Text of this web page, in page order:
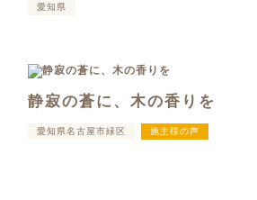
愛知県
静寂の蒼に、木の香りを
愛知県名古屋市緑区 施主様の声